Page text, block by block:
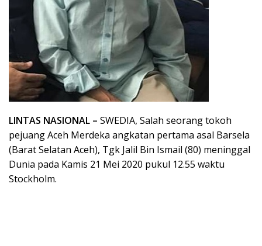
LINTAS NASIONAL – SWEDIA, Salah seorang tokoh
pejuang Aceh Merdeka angkatan pertama asal Barsela
(Barat Selatan Aceh), Tgk Jalil Bin Ismail (80) meninggal
Dunia pada Kamis 21 Mei 2020 pukul 12.55 waktu
Stockholm.